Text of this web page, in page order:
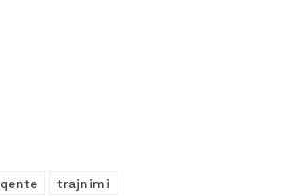
qente trajnimi